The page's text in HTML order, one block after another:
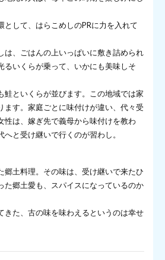
として、はらこめしのPRに力を入れて
は、ごはんの上いっぱいに敷き詰められ
るいくらが乗って、いかにも美味しそ
鮭といくらが並びます。この地域では家
ます。家庭ごとに味付けが違い、代々受
性は、嫁ぎ先で義母から味付けを教わ
へと受け継いで行くのが習わし。
郷土料理。その味は、受け継いで来たひ
た郷土愛も、スパイスになっているのか
きた、古の味を味わえるというのは幸せ